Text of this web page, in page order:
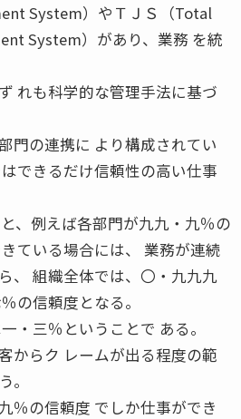
System）やＴＪＳ（Total
System）があり、業務 を統
れも科学的な管理手法に基づ
門の連携に より構成されてい
できるだけ信頼性の高い仕事
、例えば各部門が九九・九％の
ている場合には、 業務が連続
、 組織全体では、〇・九九九
の信頼度となる。
・三％ということで ある。
からク レームが出る程度の範
。
％の信頼度 でしか仕事ができ